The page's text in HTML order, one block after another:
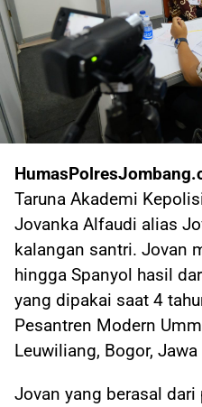
Taruna Akademi
Jovanka Alfaudi alias
kalangan santri. Jovan
hingga Spanyol hasil
yang dipakai saat 4
Pesantren Modern
Leuwiliang, Bogor, Jawa
Jovan yang berasal